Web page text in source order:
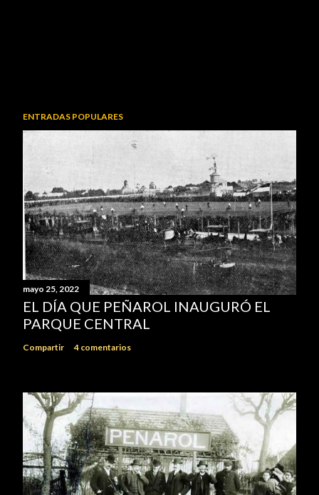
ENTRADAS POPULARES
mayo 25, 2022
EL DÍA QUE PEÑAROL INAUGURÓ EL
PARQUE CENTRAL
Compartir 4 comentarios